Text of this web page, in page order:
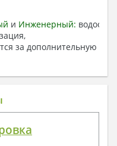
и Инженерный:
за дополнительную
планы с